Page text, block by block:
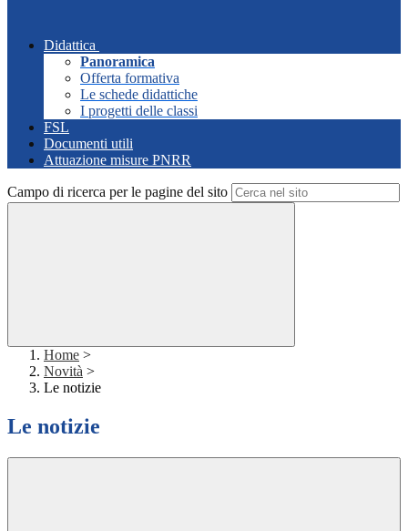
Didattica
Panoramica
Offerta formativa
Le schede didattiche
I progetti delle classi
FSL
Documenti utili
Attuazione misure PNRR
Campo di ricerca per le pagine del sito
Home >
Novità >
Le notizie
Le notizie